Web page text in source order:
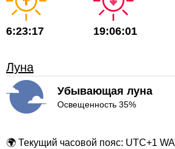
6:23:17 19:06:01
Луна
Убывающая луна
Освещенность 35%
🌍 Текущий часовой пояс: UTC+1